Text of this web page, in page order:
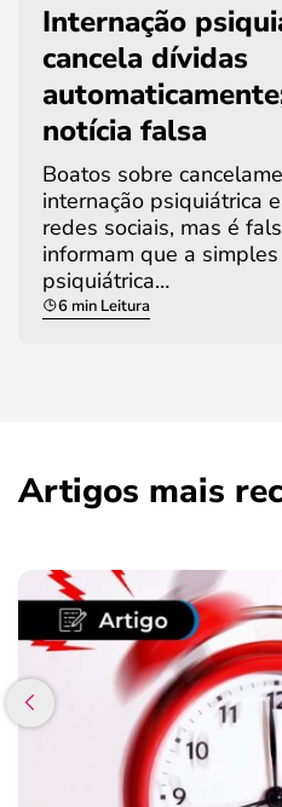
Internação
cancela dívidas
notícia falsa
Boatos sobre
internação psiquiátrica
redes sociais, mas é
informam que a
psiquiátrica…
6 min Leitura
Artigos mais